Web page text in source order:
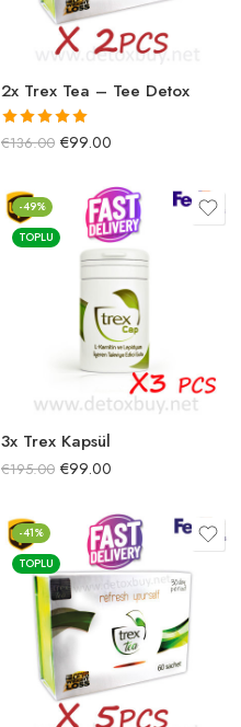
2x Trex Tea – Tee Detox
5 üzerinden
€136.00 €99.00
-49%
TOPLU
3x Trex Kapsül
€195.00 €99.00
-41%
TOPLU